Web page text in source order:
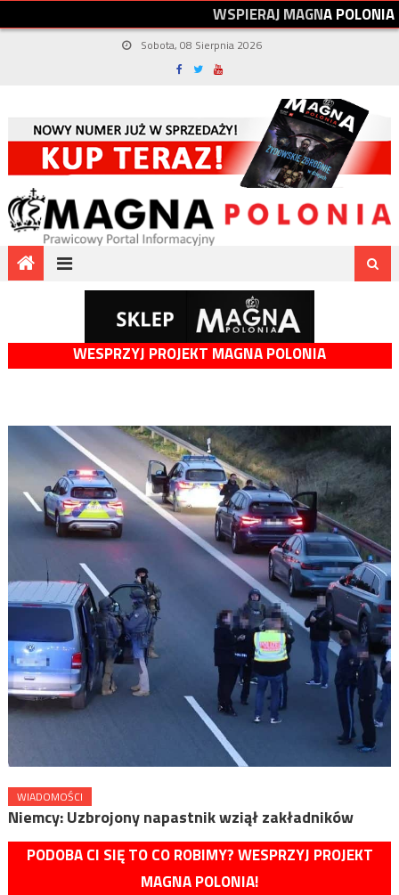
WSPIERAJMAGNAPOLONIA
Sobota, 08 Sierpnia 2026
WESPRZYJ PROJEKT MAGNA POLONIA
WIADOMOŚCI
Niemcy: Uzbrojony napastnik wziął zakładników
PODOBA CI SIĘ TO CO ROBIMY? WESPRZYJ PROJEKT
MAGNA POLONIA!